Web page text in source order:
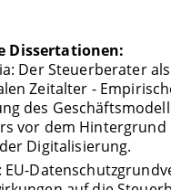
Dissertationen:
Der Steuerberater
Zeitalter -
des
vor dem Hintergrund
Digitalisierung.
EU-